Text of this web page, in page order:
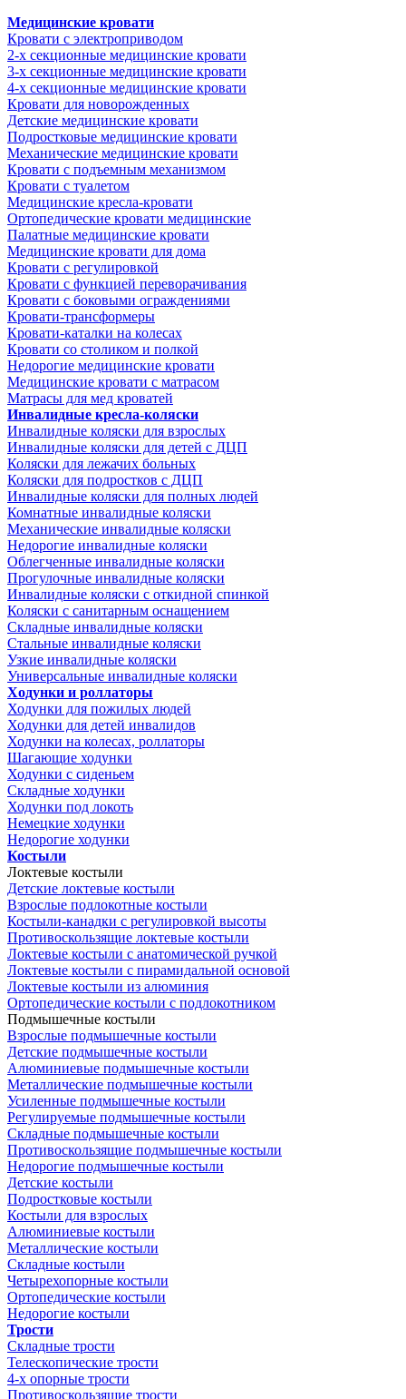
Медицинские кровати
Кровати с электроприводом
2-х секционные медицинские кровати
3-х секционные медицинские кровати
4-х секционные медицинские кровати
Кровати для новорожденных
Детские медицинские кровати
Подростковые медицинские кровати
Механические медицинские кровати
Кровати с подъемным механизмом
Кровати с туалетом
Медицинские крeсла-кровати
Ортопедические кровати медицинские
Палатные медицинские кровати
Медицинские кровати для дома
Кровати с регулировкой
Кровати с функцией переворачивания
Кровати с боковыми ограждениями
Кровати-трансформеры
Кровати-каталки на колесах
Кровати со столиком и полкой
Недорогие медицинские кровати
Медицинские кровати с матрасом
Матрасы для мед кроватей
Инвалидные кресла-коляски
Инвалидные коляски для взрослых
Инвалидные коляски для детей с ДЦП
Коляски для лежачих больных
Коляски для подростков с ДЦП
Инвалидные коляски для полных людей
Комнатные инвалидные коляски
Механические инвалидные коляски
Недорогие инвалидные коляски
Облегченные инвалидные коляски
Прогулочные инвалидные коляски
Инвалидные коляски с откидной спинкой
Коляски с санитарным оснащением
Складные инвалидные коляски
Стальные инвалидные коляски
Узкие инвалидные коляски
Универсальные инвалидные коляски
Ходунки и роллаторы
Ходунки для пожилых людей
Ходунки для детей инвалидов
Ходунки на колесах, роллаторы
Шагающие ходунки
Ходунки с сиденьем
Складные ходунки
Ходунки под локоть
Немецкие ходунки
Недорогие ходунки
Костыли
Локтевые костыли
Детские локтевые костыли
Взрослые подлокотные костыли
Костыли-канадки с регулировкой высоты
Противоскользящие локтевые костыли
Локтевые костыли с анатомической ручкой
Локтевые костыли с пирамидальной основой
Локтевые костыли из алюминия
Ортопедические костыли с подлокотником
Подмышечные костыли
Взрослые подмышечные костыли
Детские подмышечные костыли
Алюминиевые подмышечные костыли
Металлические подмышечные костыли
Усиленные подмышечные костыли
Регулируемые подмышечные костыли
Складные подмышечные костыли
Противоскользящие подмышечные костыли
Недорогие подмышечные костыли
Детские костыли
Подростковые костыли
Костыли для взрослых
Алюминиевые костыли
Металлические костыли
Складные костыли
Четырехопорные костыли
Ортопедические костыли
Недорогие костыли
Трости
Складные трости
Телескопические трости
4-х опорные трости
Противоскользящие трости